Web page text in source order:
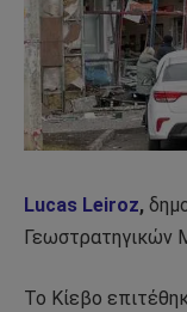
Lucas Leiroz,
Γεωστρατηγικών
Το Κίεβο